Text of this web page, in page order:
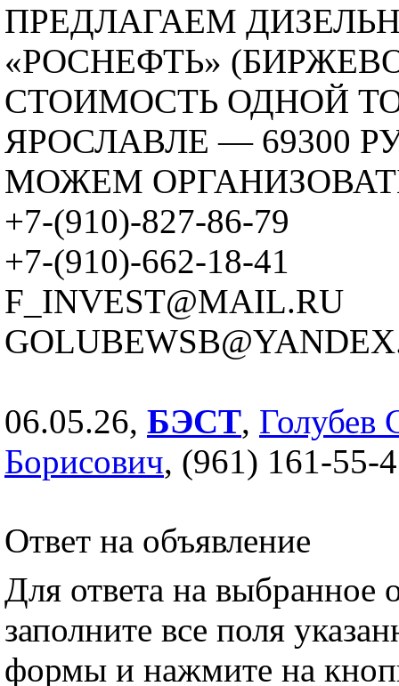
ПРЕДЛАГАЕМ
«РОСНЕФТЬ»
СТОИМОСТЬ ОДНОЙ
ЯРОСЛАВЛЕ — 69300
МОЖЕМ
+7-(910)-827-86-79
+7-(910)-662-18-41
F_INVEST@MAIL.RU
06.05.26, БЭСТ, Голубев
Борисович, (961) 161-55-
Ответ на объявление
Для ответа на выбранное
заполните все поля
формы и нажмите на